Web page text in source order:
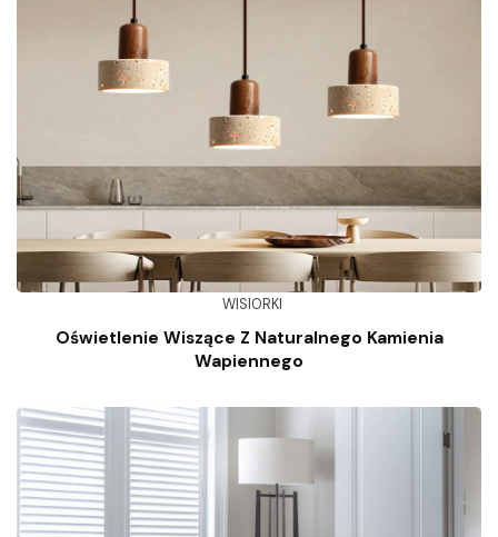
WISIORKI
Oświetlenie Wiszące Z Naturalnego Kamienia
Wapiennego